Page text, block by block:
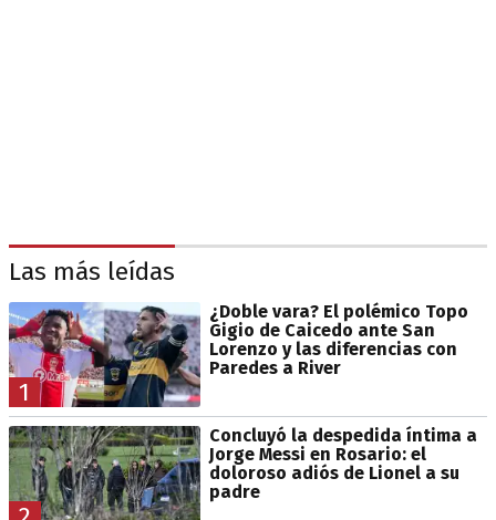
Las más leídas
1
¿Doble vara? El polémico Topo
Gigio de Caicedo ante San
Lorenzo y las diferencias con
Paredes a River
Concluyó la despedida íntima a
Jorge Messi en Rosario: el
doloroso adiós de Lionel a su
padre